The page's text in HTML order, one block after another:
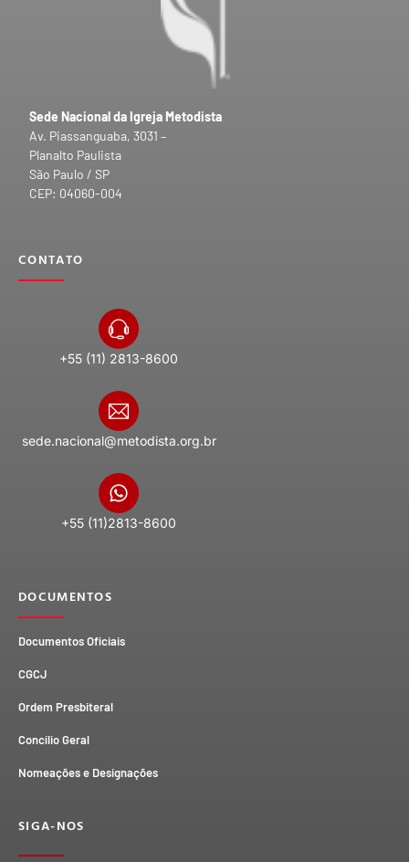
Sede Nacional da Igreja Metodista
Av. Piassanguaba, 3031 –
Planalto Paulista
São Paulo / SP
CEP: 04060-004
CONTATO
+55 (11) 2813-8600
sede.nacional@metodista.org.br
+55 (11)2813-8600
DOCUMENTOS
Documentos Oficiais
CGCJ
Ordem Presbiteral
Concílio Geral
Nomeações e Designações
SIGA-NOS